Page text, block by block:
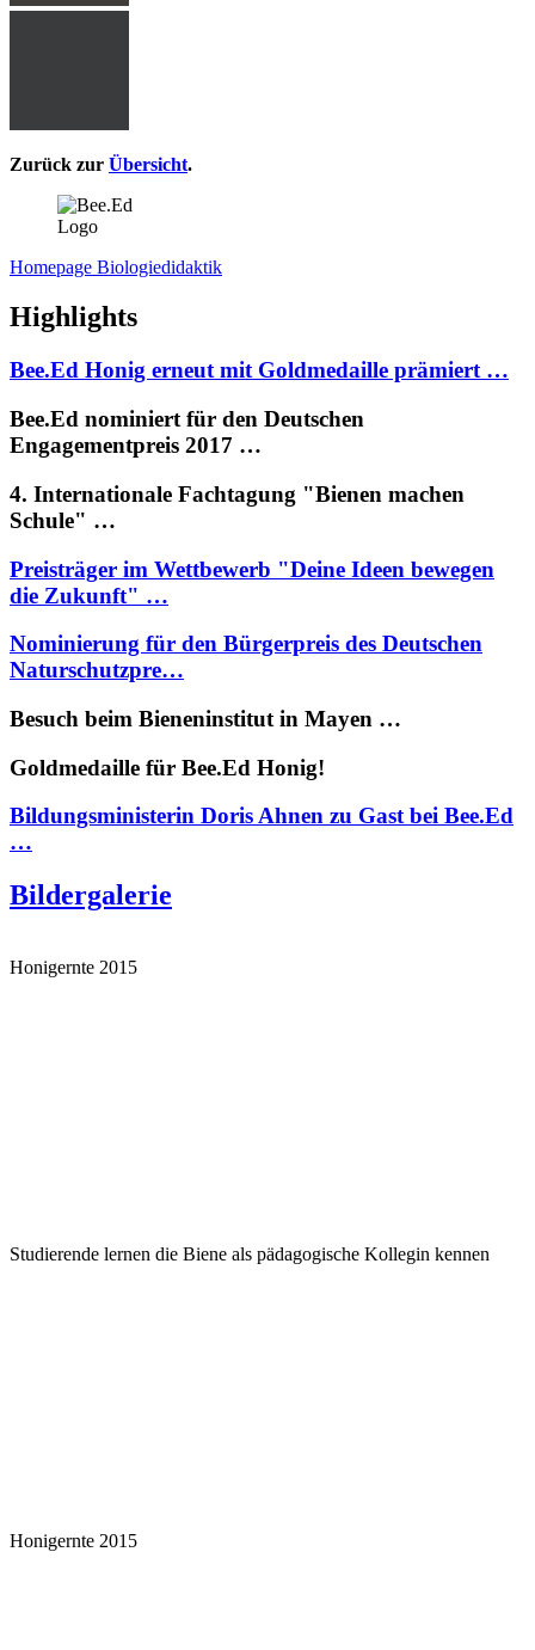
Zurück zur Übersicht.
Homepage Biologiedidaktik
Highlights
Bee.Ed Honig erneut mit Goldmedaille prämiert …
Bee.Ed nominiert für den Deutschen
Engagementpreis 2017 …
4. Internationale Fachtagung "Bienen machen
Schule" …
Preisträger im Wettbewerb "Deine Ideen bewegen
die Zukunft" …
Nominierung für den Bürgerpreis des Deutschen
Naturschutzpre…
Besuch beim Bieneninstitut in Mayen …
Goldmedaille für Bee.Ed Honig!
Bildungsministerin Doris Ahnen zu Gast bei Bee.Ed
…
Bildergalerie
Honigernte 2015
Studierende lernen die Biene als pädagogische Kollegin kennen
Honigernte 2015